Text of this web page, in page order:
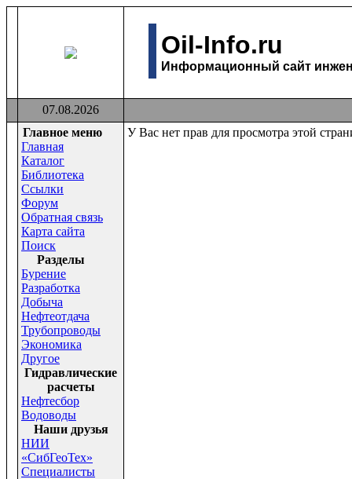
Oil-Info.ru
Информационный сайт
07.08.2026
Главное меню
Главная
Каталог
Библиотека
Ссылки
Форум
Обратная связь
Карта сайта
Поиск
Раздeлы
Бурение
Разработка
Добыча
Нефтеотдача
Трубопроводы
Экономика
Другое
Гидравлические
расчеты
Нефтесбор
Водоводы
Наши друзья
НИИ
«СибГеоТех»
Специалисты
У Вас нет прав для просмотра этой